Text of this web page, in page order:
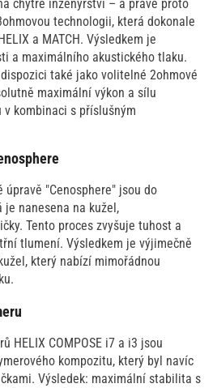
chytré inženýrství – a právě proto
technologii, která dokonale
a MATCH. Výsledkem je
a maximálního akustického tlaku.
také jako volitelné 2ohmové
maximální výkon a sílu
kombinaci s příslušným
úpravě "Cenosphere" jsou do
je nanesena na kužel,
Tento proces zvyšuje tuhost a
tlumení. Výsledkem je výjimečně
který nabízí mimořádnou
HELIX COMPOSE i7 a i3 jsou
kompozitu, který byl navíc
Výsledek: maximální stabilita s